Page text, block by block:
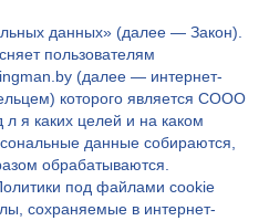
данных» (далее — Закон).
пользователям
(далее — интернет-
которого является СООО
я каких целей и на каком
данные собираются,
обрабатываются.
под файлами cookie
сохраняемые в интернет-